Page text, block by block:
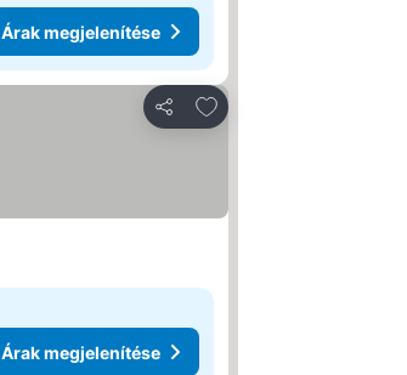
Árak megjelenítése
Megosztás
Hozzáadás a
Árak megjelenítése